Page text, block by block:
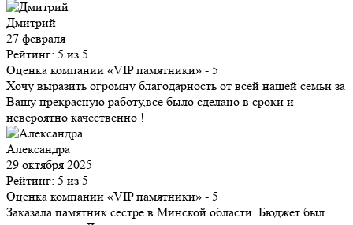
Дмитрий
27 февраля
Рейтинг: 5 из 5
Оценка компании «VIP памятники» - 5
Хочу выразить огромну благодарность от всей нашей семьи за
Вашу прекрасную работу,всё было сделано в сроки и
невероятно качественно !
Александра
29 октября 2025
Рейтинг: 5 из 5
Оценка компании «VIP памятники» - 5
Заказала памятник сестре в Минской области. Бюджет был